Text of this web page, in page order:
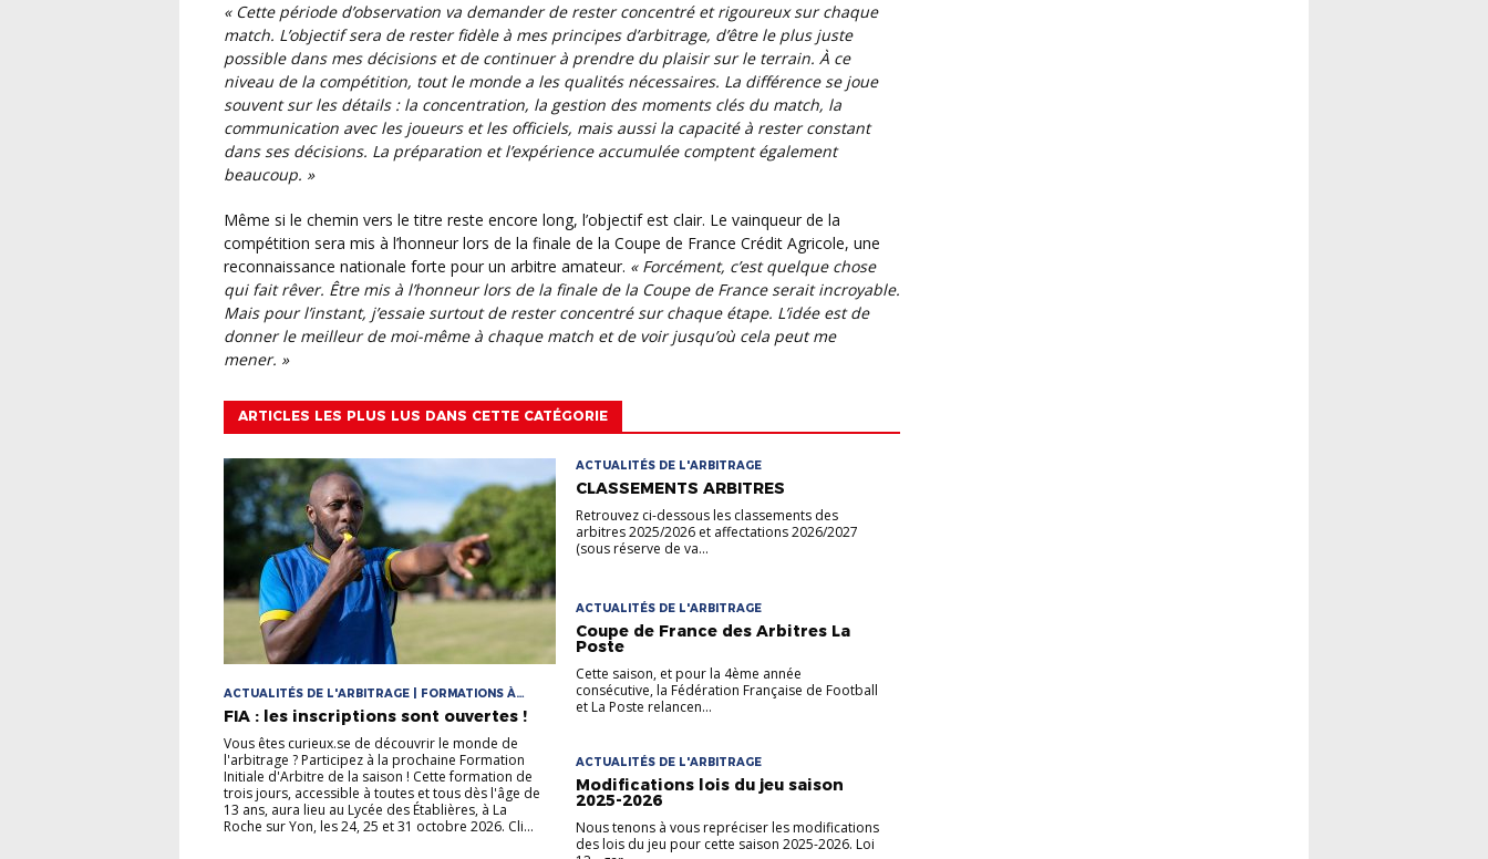
« Cette période d’observation va demander de rester concentré et rigoureux sur chaque
match. L’objectif sera de rester fidèle à mes principes d’arbitrage, d’être le plus juste
possible dans mes décisions et de continuer à prendre du plaisir sur le terrain. À ce
niveau de la compétition, tout le monde a les qualités nécessaires. La différence se joue
souvent sur les détails : la concentration, la gestion des moments clés du match, la
communication avec les joueurs et les officiels, mais aussi la capacité à rester constant
dans ses décisions. La préparation et l’expérience accumulée comptent également
beaucoup. »
Même si le chemin vers le titre reste encore long, l’objectif est clair. Le vainqueur de la
compétition sera mis à l’honneur lors de la finale de la Coupe de France Crédit Agricole, une
reconnaissance nationale forte pour un arbitre amateur. « Forcément, c’est quelque chose
qui fait rêver. Être mis à l’honneur lors de la finale de la Coupe de France serait incroyable.
Mais pour l’instant, j’essaie surtout de rester concentré sur chaque étape. L’idée est de
donner le meilleur de moi-même à chaque match et de voir jusqu’où cela peut me
mener. »
ARTICLES LES PLUS LUS DANS CETTE CATÉGORIE
ACTUALITÉS DE L'ARBITRAGE | FORMATIONS À
L'ARBITRAGE
FIA : les inscriptions sont ouvertes !
Vous êtes curieux.se de découvrir le monde de
l'arbitrage ? Participez à la prochaine Formation
Initiale d'Arbitre de la saison ! Cette formation de
trois jours, accessible à toutes et tous dès l'âge de
13 ans, aura lieu au Lycée des Établières, à La
Roche sur Yon, les 24, 25 et 31 octobre 2026. Cli...
ACTUALITÉS DE L'ARBITRAGE
CLASSEMENTS ARBITRES
Retrouvez ci-dessous les classements des
arbitres 2025/2026 et affectations 2026/2027
(sous réserve de va...
ACTUALITÉS DE L'ARBITRAGE
Coupe de France des Arbitres La
Poste
Cette saison, et pour la 4ème année
consécutive, la Fédération Française de Football
et La Poste relancen...
ACTUALITÉS DE L'ARBITRAGE
Modifications lois du jeu saison
2025-2026
Nous tenons à vous repréciser les modifications
des lois du jeu pour cette saison 2025-2026. Loi